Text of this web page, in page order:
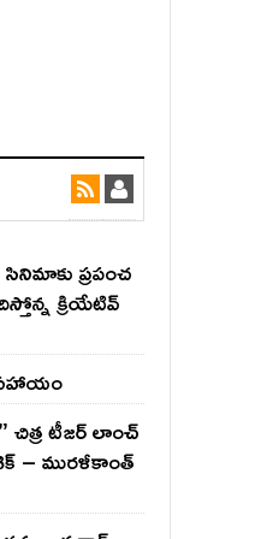
ప్రపంచ
క్రియేటివ్
చిత్ర టీజర్ లాంచ్
– మురళీకాంత్